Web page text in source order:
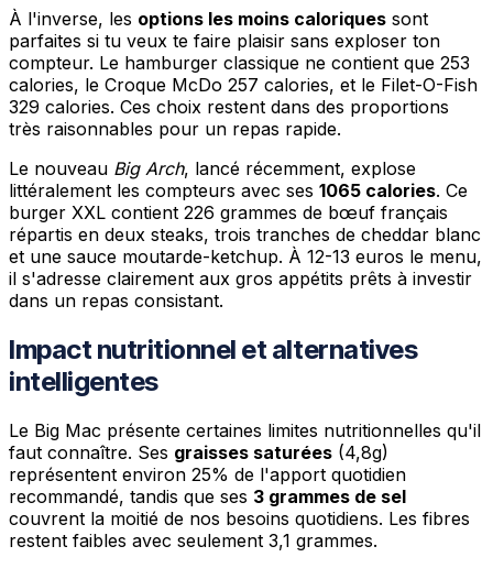
À l'inverse, les options les moins caloriques sont
parfaites si tu veux te faire plaisir sans exploser ton
compteur. Le hamburger classique ne contient que 253
calories, le Croque McDo 257 calories, et le Filet-O-Fish
329 calories. Ces choix restent dans des proportions
très raisonnables pour un repas rapide.
Le nouveau Big Arch, lancé récemment, explose
littéralement les compteurs avec ses 1065 calories. Ce
burger XXL contient 226 grammes de bœuf français
répartis en deux steaks, trois tranches de cheddar blanc
et une sauce moutarde-ketchup. À 12-13 euros le menu,
il s'adresse clairement aux gros appétits prêts à investir
dans un repas consistant.
Impact nutritionnel et alternatives
intelligentes
Le Big Mac présente certaines limites nutritionnelles qu'il
faut connaître. Ses graisses saturées (4,8g)
représentent environ 25% de l'apport quotidien
recommandé, tandis que ses 3 grammes de sel
couvrent la moitié de nos besoins quotidiens. Les fibres
restent faibles avec seulement 3,1 grammes.